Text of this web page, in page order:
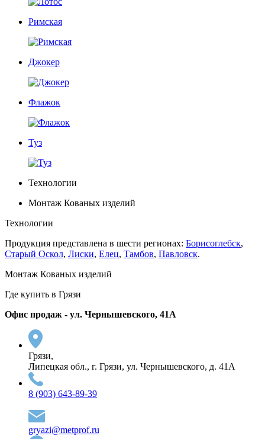
Римская
Джокер
Флажок
Туз
Технологии
Монтаж Кованых изделий
Технологии
Продукция представлена в шести регионах: Борисоглебск,
Старый Оскол, Лиски, Елец, Тамбов, Павловск.
Монтаж Кованых изделий
Где купить в Грязи
Офис продаж - ул. Чернышевского, 41А
Грязи,
Липецкая обл., г. Грязи, ул. Чернышевского, д. 41А
8 (903) 643-89-39
gryazi@metprof.ru